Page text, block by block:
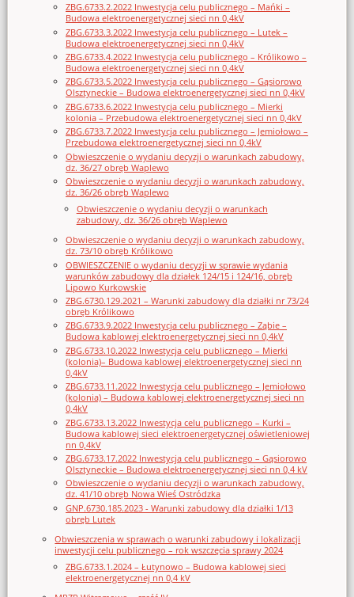
ZBG.6733.2.2022 Inwestycja celu publicznego – Mańki –
Budowa elektroenergetycznej sieci nn 0,4kV
ZBG.6733.3.2022 Inwestycja celu publicznego – Lutek –
Budowa elektroenergetycznej sieci nn 0,4kV
ZBG.6733.4.2022 Inwestycja celu publicznego – Królikowo –
Budowa elektroenergetycznej sieci nn 0,4kV
ZBG.6733.5.2022 Inwestycja celu publicznego – Gąsiorowo
Olsztyneckie – Budowa elektroenergetycznej sieci nn 0,4kV
ZBG.6733.6.2022 Inwestycja celu publicznego – Mierki
kolonia – Przebudowa elektroenergetycznej sieci nn 0,4kV
ZBG.6733.7.2022 Inwestycja celu publicznego – Jemiołowo –
Przebudowa elektroenergetycznej sieci nn 0,4kV
Obwieszczenie o wydaniu decyzji o warunkach zabudowy,
dz. 36/27 obręb Waplewo
Obwieszczenie o wydaniu decyzji o warunkach zabudowy,
dz. 36/26 obręb Waplewo
Obwieszczenie o wydaniu decyzji o warunkach
zabudowy, dz. 36/26 obręb Waplewo
Obwieszczenie o wydaniu decyzji o warunkach zabudowy,
dz. 73/10 obręb Królikowo
OBWIESZCZENIE o wydaniu decyzji w sprawie wydania
warunków zabudowy dla działek 124/15 i 124/16, obręb
Lipowo Kurkowskie
ZBG.6730.129.2021 – Warunki zabudowy dla działki nr 73/24
obręb Królikowo
ZBG.6733.9.2022 Inwestycja celu publicznego – Ząbie –
Budowa kablowej elektroenergetycznej sieci nn 0,4kV
ZBG.6733.10.2022 Inwestycja celu publicznego – Mierki
(kolonia)– Budowa kablowej elektroenergetycznej sieci nn
0,4kV
ZBG.6733.11.2022 Inwestycja celu publicznego – Jemiołowo
(kolonia) – Budowa kablowej elektroenergetycznej sieci nn
0,4kV
ZBG.6733.13.2022 Inwestycja celu publicznego – Kurki –
Budowa kablowej sieci elektroenergetycznej oświetleniowej
nn 0,4kV
ZBG.6733.17.2022 Inwestycja celu publicznego – Gąsiorowo
Olsztyneckie – Budowa elektroenergetycznej sieci nn 0,4 kV
Obwieszczenie o wydaniu decyzji o warunkach zabudowy,
dz. 41/10 obręb Nowa Wieś Ostródzka
GNP.6730.185.2023 - Warunki zabudowy dla działki 1/13
obręb Lutek
Obwieszczenia w sprawach o warunki zabudowy i lokalizacji
inwestycji celu publicznego – rok wszczęcia sprawy 2024
ZBG.6733.1.2024 – Łutynowo – Budowa kablowej sieci
elektroenergetycznej nn 0,4 kV